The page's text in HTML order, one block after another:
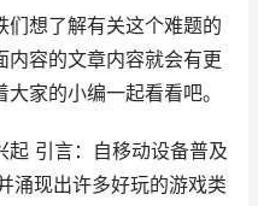
们想了解有关这个难题的
内容的文章内容就会有更
家的小编一起看看吧。
起 引言：自移动设备普及
涌现出许多好玩的游戏类